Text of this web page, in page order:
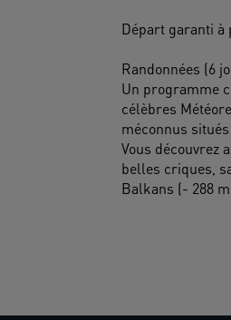
Départ garanti
Randonnées (6
Un programme
célèbres
méconnus
Vous découvrez
belles criques,